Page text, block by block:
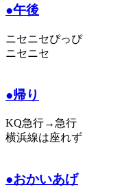
●午後
ニセニセぴっぴ
ニセニセ
●帰り
KQ急行→急行
横浜線は座れず
●おかいあげ